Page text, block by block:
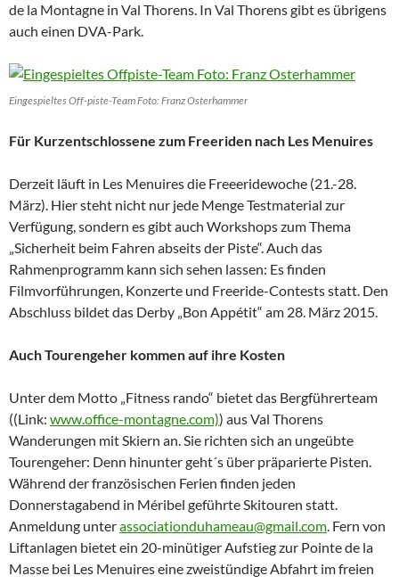
de la Montagne in Val Thorens. In Val Thorens gibt es übrigens
auch einen DVA-Park.
Eingespieltes Off-piste-Team Foto: Franz Osterhammer
Für Kurzentschlossene zum Freeriden nach Les Menuires
Derzeit läuft in Les Menuires die Freeeridewoche (21.-28.
März). Hier steht nicht nur jede Menge Testmaterial zur
Verfügung, sondern es gibt auch Workshops zum Thema
„Sicherheit beim Fahren abseits der Piste“. Auch das
Rahmenprogramm kann sich sehen lassen: Es finden
Filmvorführungen, Konzerte und Freeride-Contests statt. Den
Abschluss bildet das Derby „Bon Appétit“ am 28. März 2015.
Auch Tourengeher kommen auf ihre Kosten
Unter dem Motto „Fitness rando“ bietet das Bergführerteam
((Link: www.office-montagne.com)) aus Val Thorens
Wanderungen mit Skiern an. Sie richten sich an ungeübte
Tourengeher: Denn hinunter geht´s über präparierte Pisten.
Während der französischen Ferien finden jeden
Donnerstagabend in Méribel geführte Skitouren statt.
Anmeldung unterassociationduhameau@gmail.com. Fern von
Liftanlagen bietet ein 20-minütiger Aufstieg zur Pointe de la
Masse bei Les Menuires eine zweistündige Abfahrt im freien